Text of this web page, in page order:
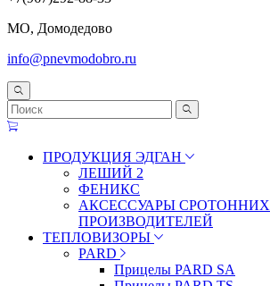
МО, Домодедово
info@pnevmodobro.ru
ПРОДУКЦИЯ ЭДГАН
ЛЕШИЙ 2
ФЕНИКС
АКСЕССУАРЫ СРОТОННИХ
ПРОИЗВОДИТЕЛЕЙ
ТЕПЛОВИЗОРЫ
PARD
Прицелы PARD SA